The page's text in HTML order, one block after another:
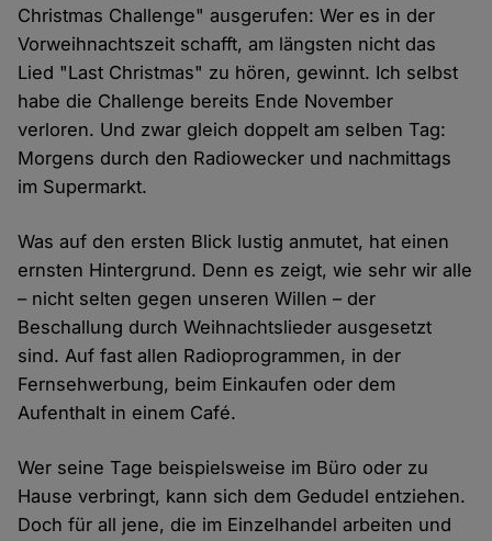
Christmas Challenge" ausgerufen: Wer es in der
Vorweihnachtszeit schafft, am längsten nicht das
Lied "Last Christmas" zu hören, gewinnt. Ich selbst
habe die Challenge bereits Ende November
verloren. Und zwar gleich doppelt am selben Tag:
Morgens durch den Radiowecker und nachmittags
im Supermarkt.
Was auf den ersten Blick lustig anmutet, hat einen
ernsten Hintergrund. Denn es zeigt, wie sehr wir alle
– nicht selten gegen unseren Willen – der
Beschallung durch Weihnachtslieder ausgesetzt
sind. Auf fast allen Radioprogrammen, in der
Fernsehwerbung, beim Einkaufen oder dem
Aufenthalt in einem Café.
Wer seine Tage beispielsweise im Büro oder zu
Hause verbringt, kann sich dem Gedudel entziehen.
Doch für all jene, die im Einzelhandel arbeiten und